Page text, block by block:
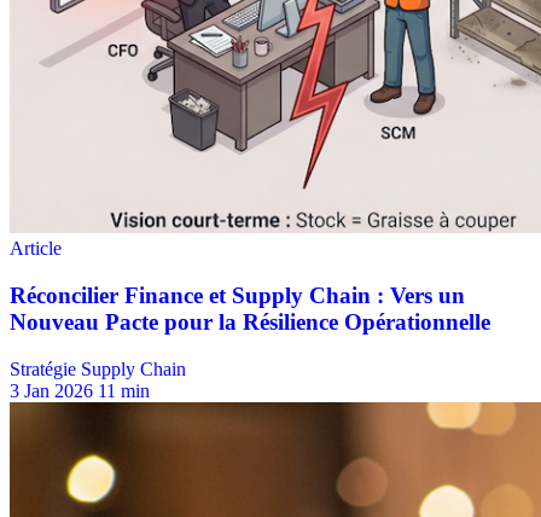
Stratégie Supply Chain
3 Jan 2026 11 min